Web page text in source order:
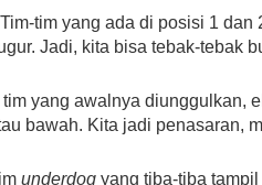
Tim-tim yang ada di posisi 1 dan
Jadi, kita bisa tebak-tebak
yang awalnya diunggulkan,
bawah. Kita jadi penasaran,
underdogyang tiba-tiba